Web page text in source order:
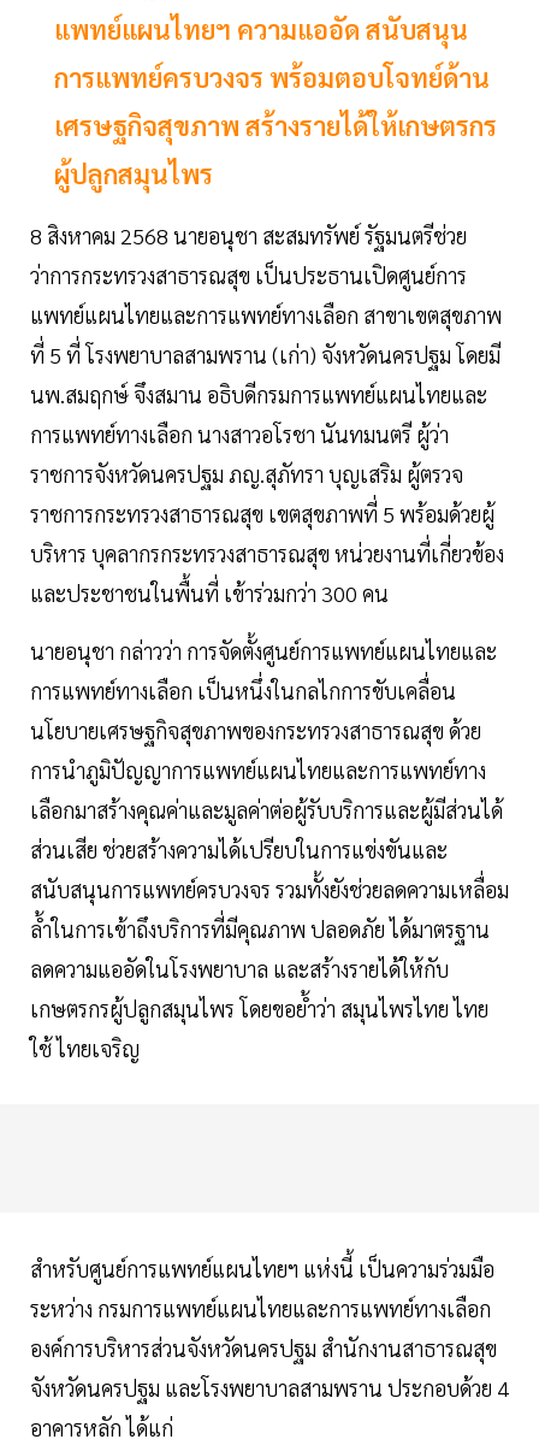
แพทย์แผนไทยฯ ความแออัด สนับสนุน
การแพทย์ครบวงจร พร้อมตอบโจทย์ด้าน
เศรษฐกิจสุขภาพ สร้างรายได้ให้เกษตรกร
ผู้ปลูกสมุนไพร
8 สิงหาคม 2568 นายอนุชา สะสมทรัพย์ รัฐมนตรีช่วย
ว่าการกระทรวงสาธารณสุข เป็นประธานเปิดศูนย์การ
แพทย์แผนไทยและการแพทย์ทางเลือก สาขาเขตสุขภาพ
ที่ 5 ที่ โรงพยาบาลสามพราน (เก่า) จังหวัดนครปฐม โดยมี
นพ.สมฤกษ์ จึงสมาน อธิบดีกรมการแพทย์แผนไทยและ
การแพทย์ทางเลือก นางสาวอโรชา นันทมนตรี ผู้ว่า
ราชการจังหวัดนครปฐม ภญ.สุภัทรา บุญเสริม ผู้ตรวจ
ราชการกระทรวงสาธารณสุข เขตสุขภาพที่ 5 พร้อมด้วยผู้
บริหาร บุคลากรกระทรวงสาธารณสุข หน่วยงานที่เกี่ยวข้อง
และประชาชนในพื้นที่ เข้าร่วมกว่า 300 คน
นายอนุชา กล่าวว่า การจัดตั้งศูนย์การแพทย์แผนไทยและ
การแพทย์ทางเลือก เป็นหนึ่งในกลไกการขับเคลื่อน
นโยบายเศรษฐกิจสุขภาพของกระทรวงสาธารณสุข ด้วย
การนำภูมิปัญญาการแพทย์แผนไทยและการแพทย์ทาง
เลือกมาสร้างคุณค่าและมูลค่าต่อผู้รับบริการและผู้มีส่วนได้
ส่วนเสีย ช่วยสร้างความได้เปรียบในการแข่งขันและ
สนับสนุนการแพทย์ครบวงจร รวมทั้งยังช่วยลดความเหลื่อม
ล้ำในการเข้าถึงบริการที่มีคุณภาพ ปลอดภัย ได้มาตรฐาน
ลดความแออัดในโรงพยาบาล และสร้างรายได้ให้กับ
เกษตรกรผู้ปลูกสมุนไพร โดยขอย้ำว่า สมุนไพรไทย ไทย
ใช้ ไทยเจริญ
สำหรับศูนย์การแพทย์แผนไทยฯ แห่งนี้ เป็นความร่วมมือ
ระหว่าง กรมการแพทย์แผนไทยและการแพทย์ทางเลือก
องค์การบริหารส่วนจังหวัดนครปฐม สำนักงานสาธารณสุข
จังหวัดนครปฐม และโรงพยาบาลสามพราน ประกอบด้วย 4
อาคารหลัก ได้แก่